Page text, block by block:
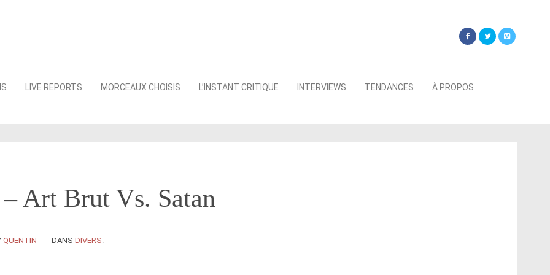
LIVE REPORTS MORCEAUX CHOISIS L’INSTANT CRITIQUE INTERVIEWS TENDANCES À PROPOS
Art Brut Vs. Satan
QUENTIN DANS DIVERS